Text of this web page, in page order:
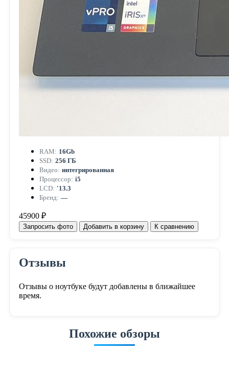
RAM: 16Gb
SSD: 256 ГБ
Видео: интегрированная
Процессор: i5
LCD: '13.3
Бренд: —
45900 ₽
Запросить фото Добавить в корзину К сравнению
Отзывы
Отзывы о ноутбуке будут добавлены в ближайшее
время.
Похожие обзоры